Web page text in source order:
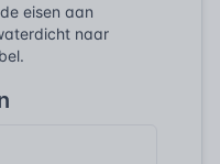
eisen aan
naar